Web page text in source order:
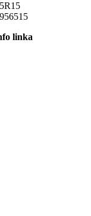
linka